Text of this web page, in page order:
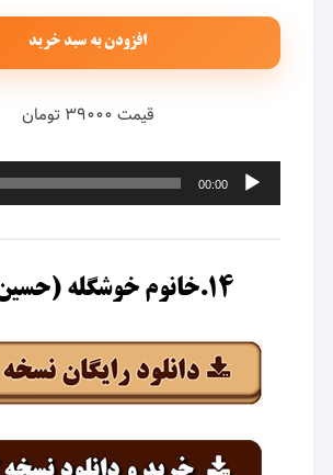
افزودن به سبد خرید
قیمت ۳۹۰۰۰ تومان
پخش‌کننده
صوت
00:00
۱۴.خانوم خوشگله (حسین تهی)